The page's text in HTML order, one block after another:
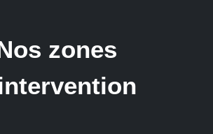
zones